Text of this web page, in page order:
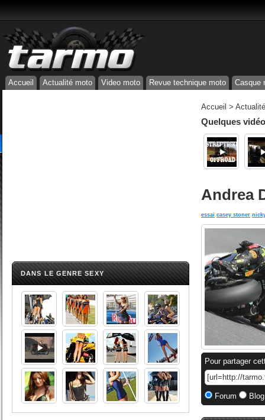
Accueil Actualité moto Video moto Revue technique moto Casque
DANS LE GENRE SEXY
Accueil >
Quelques
Andrea
essai casey stoner
Pour partager
Forum